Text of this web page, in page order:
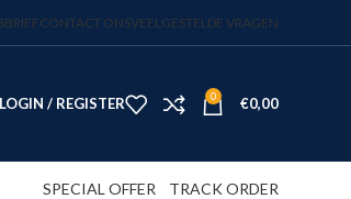
CONTACT ONSVEELGESTELDE VRAGEN
LOGIN / REGISTER 0 €0,00
SPECIAL OFFER TRACK ORDER